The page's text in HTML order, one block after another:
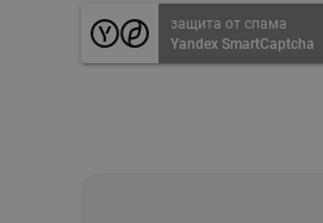
защита от спама
Yandex SmartCaptcha